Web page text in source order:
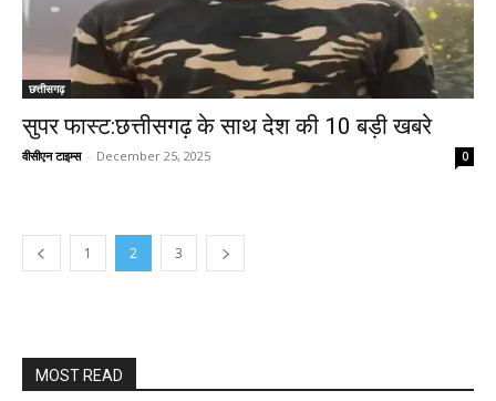
छत्तीसगढ़
सुपर फास्ट:छत्तीसगढ़ के साथ देश की 10 बड़ी खबरे
वीसीएन टाइम्स - December 25, 2025 0
1 2 3
MOST READ